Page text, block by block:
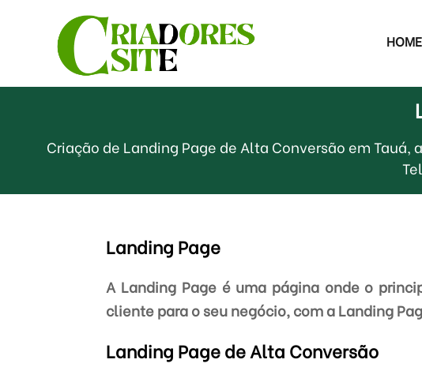
HOME
Criação de Landing Page de Alta Conversão em
Landing Page
A Landing Page é uma página onde o
cliente para o seu negócio, com a Landing
Landing Page de Alta Conversão